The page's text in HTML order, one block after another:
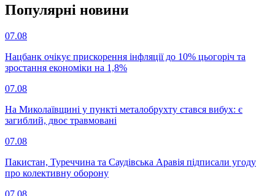
Популярнi новини
07.08
Нацбанк очікує прискорення інфляції до 10% цьогоріч та
зростання економіки на 1,8%
07.08
На Миколаївщині у пункті металобрухту стався вибух: є
загиблий, двоє травмовані
07.08
Пакистан, Туреччина та Саудівська Аравія підписали угоду
про колективну оборону
07.08